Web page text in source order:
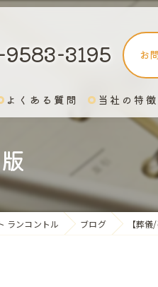
3195 お
よくある質問 当社の特徴
安部メソッド
アシスタント
司会
ランコントル ブログ 【葬